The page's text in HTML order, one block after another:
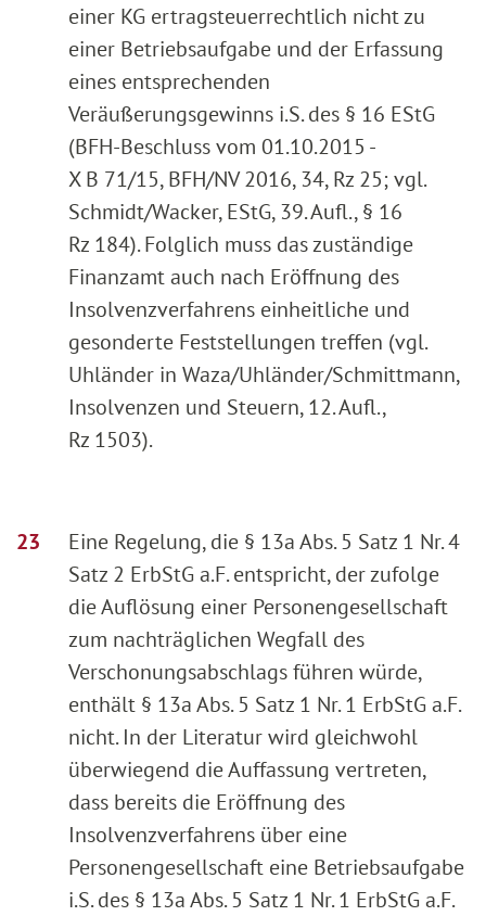
einer KG ertragsteuerrechtlich nicht zu
einer Betriebsaufgabe und der Erfassung
eines entsprechenden
Veräußerungsgewinns i.S. des § 16 EStG
(BFH-Beschluss vom 01.10.2015 -
X B 71/15, BFH/NV 2016, 34, Rz 25; vgl.
Schmidt/Wacker, EStG, 39. Aufl., § 16
Rz 184). Folglich muss das zuständige
Finanzamt auch nach Eröffnung des
Insolvenzverfahrens einheitliche und
gesonderte Feststellungen treffen (vgl.
Uhländer in Waza/Uhländer/Schmittmann,
Insolvenzen und Steuern, 12. Aufl.,
Rz 1503).
Eine Regelung, die § 13a Abs. 5 Satz 1 Nr. 4
Satz 2 ErbStG a.F. entspricht, der zufolge
die Auflösung einer Personengesellschaft
zum nachträglichen Wegfall des
Verschonungsabschlags führen würde,
enthält § 13a Abs. 5 Satz 1 Nr. 1 ErbStG a.F.
nicht. In der Literatur wird gleichwohl
überwiegend die Auffassung vertreten,
dass bereits die Eröffnung des
Insolvenzverfahrens über eine
Personengesellschaft eine Betriebsaufgabe
i.S. des § 13a Abs. 5 Satz 1 Nr. 1 ErbStG a.F.